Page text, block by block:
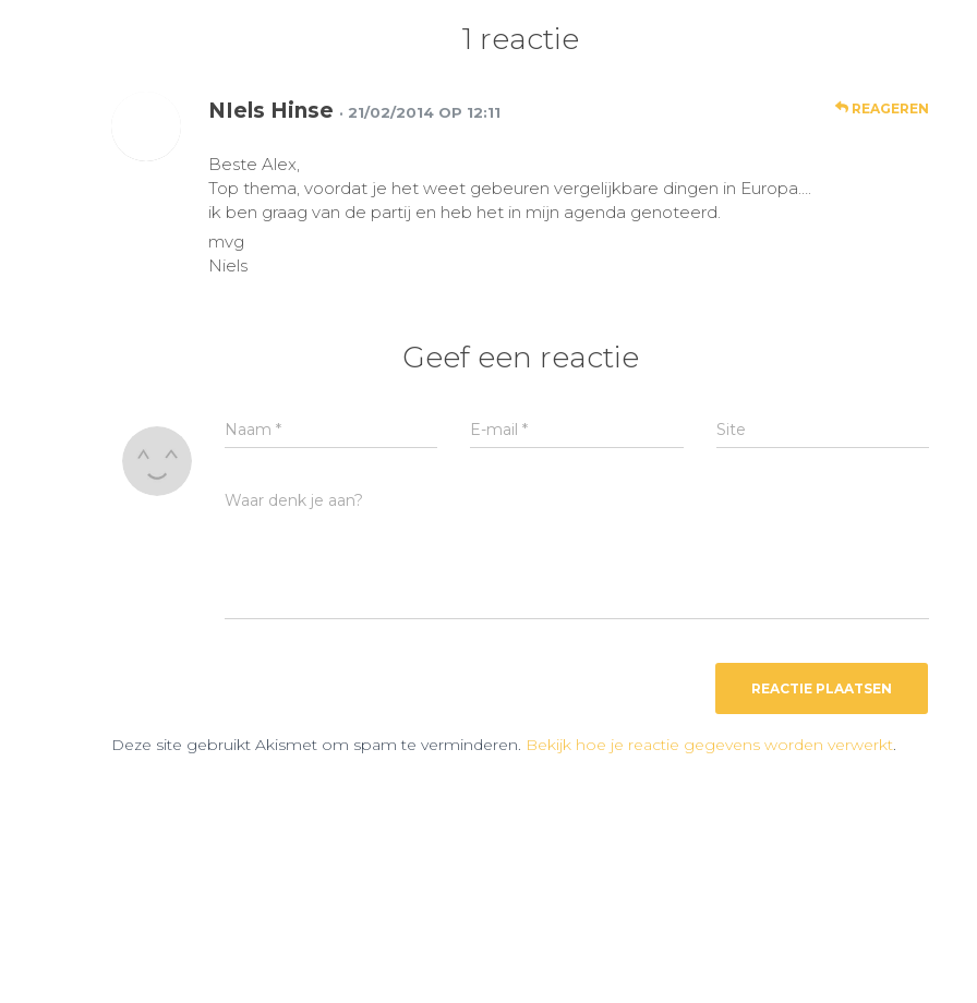
1 reactie
NIels Hinse · 21/02/2014 OP 12:11
Beste Alex,
Top thema, voordat je het weet gebeuren vergelijkbare dingen in Europa….
ik ben graag van de partij en heb het in mijn agenda genoteerd.
mvg
Niels
REAGEREN
Geef een reactie
Naam * E-mail* Site
Waar denk je aan?
Deze site gebruikt Akismet om spam te verminderen. Bekijk hoe je reactie gegevens worden verwerkt.